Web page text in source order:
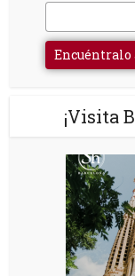
Encuéntralo
¡Visita